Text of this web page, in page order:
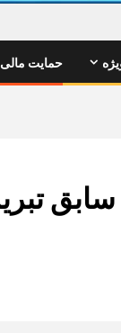
حمایت
تبریز